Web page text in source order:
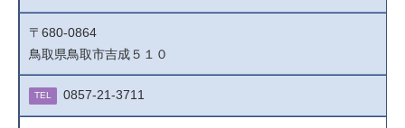
〒680-0864
鳥取県鳥取市吉成５１０
TEL 0857-21-3711